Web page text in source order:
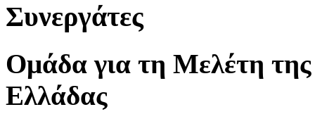
Συνεργάτες
Ομάδα για τη Μελέτη
Ελλάδας